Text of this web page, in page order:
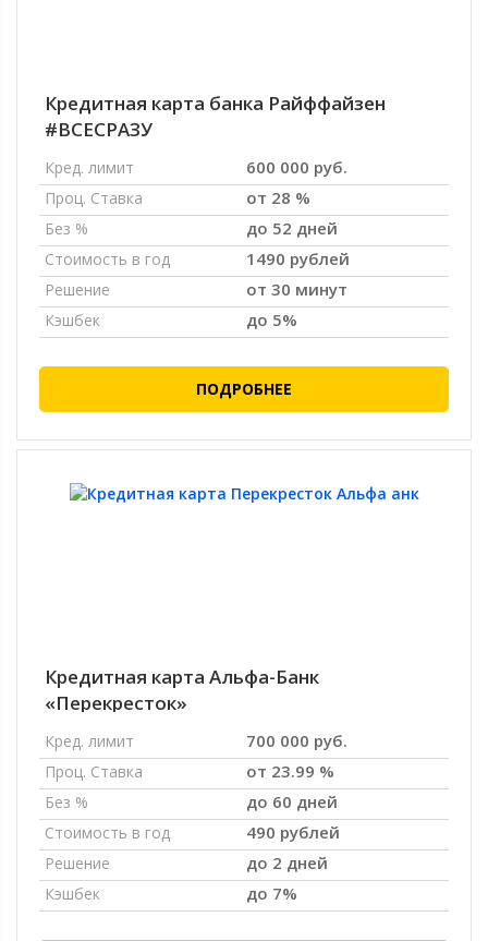
Кредитная карта банка Райффайзен
#ВСЕСРАЗУ
Кред. лимит 600 000 руб.
Проц. Ставка от 28 %
Без % до 52 дней
Стоимость в год 1490 рублей
Решение от 30 минут
Кэшбек до 5%
ПОДРОБНЕЕ
Кредитная карта Альфа-Банк
«Перекресток»
Кред. лимит 700 000 руб.
Проц. Ставка от 23.99 %
Без % до 60 дней
Стоимость в год 490 рублей
Решение до 2 дней
Кэшбек до 7%